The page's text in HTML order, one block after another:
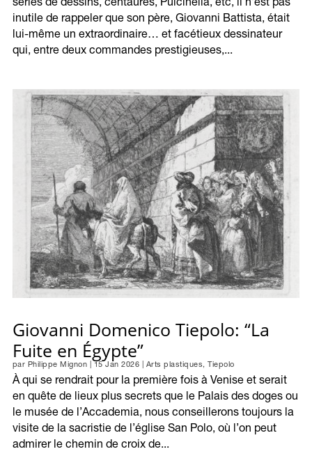
séries de dessins, centaures, Pulcinella, etc, il n’est pas
inutile de rappeler que son père, Giovanni Battista, était
lui-même un extraordinaire… et facétieux dessinateur
qui, entre deux commandes prestigieuses,...
Giovanni Domenico Tiepolo: “La
Fuite en Égypte”
par Philippe Mignon 15 Jan 2026 Arts plastiques, Tiepolo
À qui se rendrait pour la première fois à Venise et serait
en quête de lieux plus secrets que le Palais des doges ou
le musée de l’Accademia, nous conseillerons toujours la
visite de la sacristie de l’église San Polo, où l’on peut
admirer le chemin de croix de...